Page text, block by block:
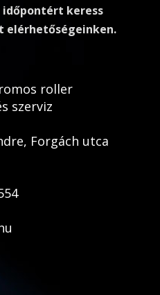
keress
elérhetőségeinken.
roller
szerviz
Forgách utca